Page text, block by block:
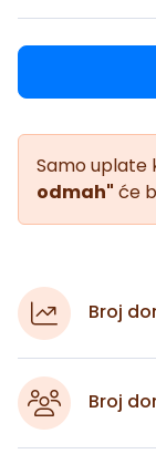
Samo uplate
odmah" će
Broj
Broj